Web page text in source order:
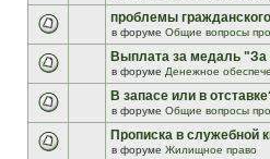
проблемы
в форуме Общие вопросы
Выплата за медаль "За
в форуме Денежное
В запасе или в
в форуме Общие вопросы
Прописка в служебной
в форуме Жилищное право